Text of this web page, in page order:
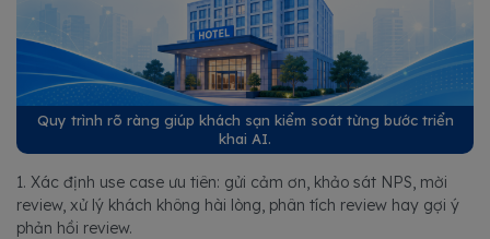
Quy trình rõ ràng giúp khách sạn kiểm soát từng bước triển
khai AI.
1. Xác định use case ưu tiên: gửi cảm ơn, khảo sát NPS, mời
review, xử lý khách không hài lòng, phân tích review hay gợi ý
phản hồi review.